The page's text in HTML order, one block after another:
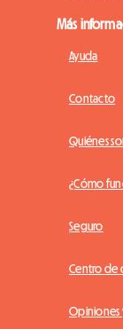
Más
Ayuda
Contacto
Quiénes
¿Cómo
Seguro
Centro de
Opiniones